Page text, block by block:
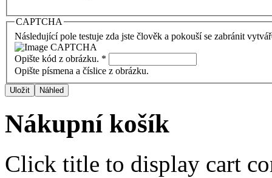
CAPTCHA
Následující pole testuje zda jste člověk a pokouší se zabránit
Opište kód z obrázku. *
Opište písmena a číslice z obrázku.
Nákupní košík
Click title to display cart